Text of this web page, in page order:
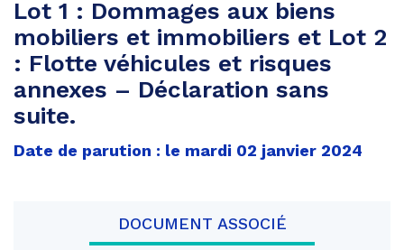
Lot 1 : Dommages aux biens
mobiliers et immobiliers et Lot 2
: Flotte véhicules et risques
annexes – Déclaration sans
suite.
Date de parution : le mardi 02 janvier 2024
DOCUMENT ASSOCIÉ